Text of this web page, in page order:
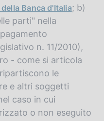
Banca d'Italia; b)
parti" nella
n. 11/2010),
- come si articola
le
e altri soggetti
caso in cui
o non eseguito